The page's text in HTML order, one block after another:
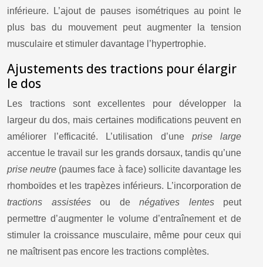
inférieure. L’ajout de pauses isométriques au point le
plus bas du mouvement peut augmenter la tension
musculaire et stimuler davantage l’hypertrophie.
Ajustements des tractions pour élargir
le dos
Les tractions sont excellentes pour développer la
largeur du dos, mais certaines modifications peuvent en
améliorer l’efficacité. L’utilisation d’une prise large
accentue le travail sur les grands dorsaux, tandis qu’une
prise neutre (paumes face à face) sollicite davantage les
rhomboïdes et les trapèzes inférieurs. L’incorporation de
tractions assistées ou de négatives lentes peut
permettre d’augmenter le volume d’entraînement et de
stimuler la croissance musculaire, même pour ceux qui
ne maîtrisent pas encore les tractions complètes.